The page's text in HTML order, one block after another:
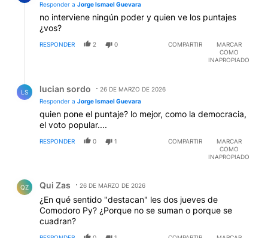
Responder a Jorge Ismael Guevara
no interviene ningún poder y quien ve los puntajes
¿vos?
RESPONDER 2 0 COMPARTIR
MARCAR
COMO
INAPROPIADO
LS lucian sordo
26 DE MARZO DE 2026
Responder a Jorge Ismael Guevara
quien pone el puntaje? lo mejor, como la democracia,
el voto popular....
RESPONDER 0 1 COMPARTIR
MARCAR
COMO
INAPROPIADO
QZ Qui Zas 26 DE MARZO DE 2026
¿En qué sentido "destacan" les dos jueves de
Comodoro Py? ¿Porque no se suman o porque se
cuadran?